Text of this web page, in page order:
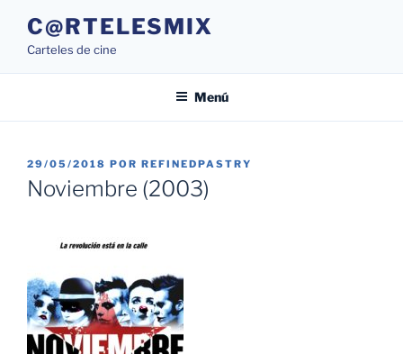
contenido
C@RTELESMIX
Carteles de cine
Menú
PUBLICADO
EL
29/05/2018 POR REFINEDPASTRY
Noviembre (2003)